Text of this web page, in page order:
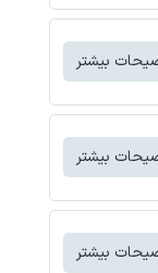
بیشتر
بیشتر
بیشتر